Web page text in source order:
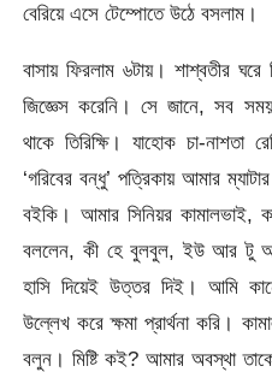
বেরিয়ে এসে টেম্পোতে উঠে বসলাম।
বাসায় ফিরলাম ৬টায়। শাশ্বতীর
জিজ্ঞেস করেনি। সে জানে, সব
থাকে তিরিক্ষি। যাহোক চা-নাশতা
‘গরিবের বন্ধু’ পত্রিকায় আমার
বইকি। আমার সিনিয়র কামালভাই,
বললেন, কী হে বুলবুল, ইউ আর টু
হাসি দিয়েই উত্তর দিই। আমি
উল্লেখ করে ক্ষমা প্রার্থনা করি।
বলুন। মিষ্টি কই? আমার অবস্থা